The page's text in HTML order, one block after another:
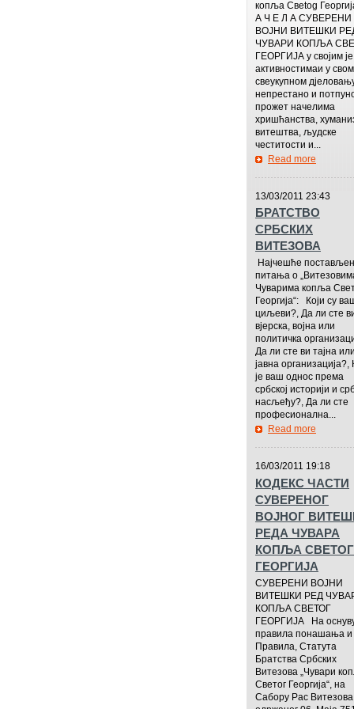
копља Свetog
А Ч Е Л А СУВЕРЕНИ
ВОЈНИ ВИТЕШКИ
ЧУВАРИ КОПЉА
ГЕОРГИЈА у својим је
активностимаи у свом
свеукупном
непрестано и
прожет начелима
хришћанства,
витештва, људске
честитости и...
Read more
13/03/2011 23:43
БРАТСТВО
СРБСКИХ
ВИТЕЗОВА
Најчешће
питања о
Чуварима копља
Георгија“: Који су
циљеви?, Да ли сте
вјерска, војна или
политичка
Да ли сте ви тајна или
јавна организација?,
је ваш однос према
србској историји и
насљеђу?, Да ли сте
професионална...
Read more
16/03/2011 19:18
КОДЕКС ЧАСТИ
СУВЕРЕНОГ
ВОЈНОГ
РЕДА ЧУВАРА
КОПЉА СВЕТОГ
ГЕОРГИЈА
СУВЕРЕНИ ВОЈНИ
ВИТЕШКИ РЕД
КОПЉА СВЕТОГ
ГЕОРГИЈА На
правила понашања и
Правила, Статута
Братства Србских
Витезова „Чувари
Светог Георгија“, на
Сабору Рас Витезова